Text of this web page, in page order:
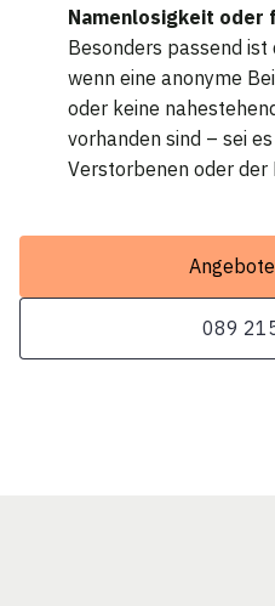
Namenlosigkeit oder
Besonders passend
wenn eine anonyme
oder keine
vorhanden sind – sei
Verstorbenen oder der
089